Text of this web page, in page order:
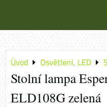
Úvod Osvětlení, LED
Stolní lampa
ELD108G zelená